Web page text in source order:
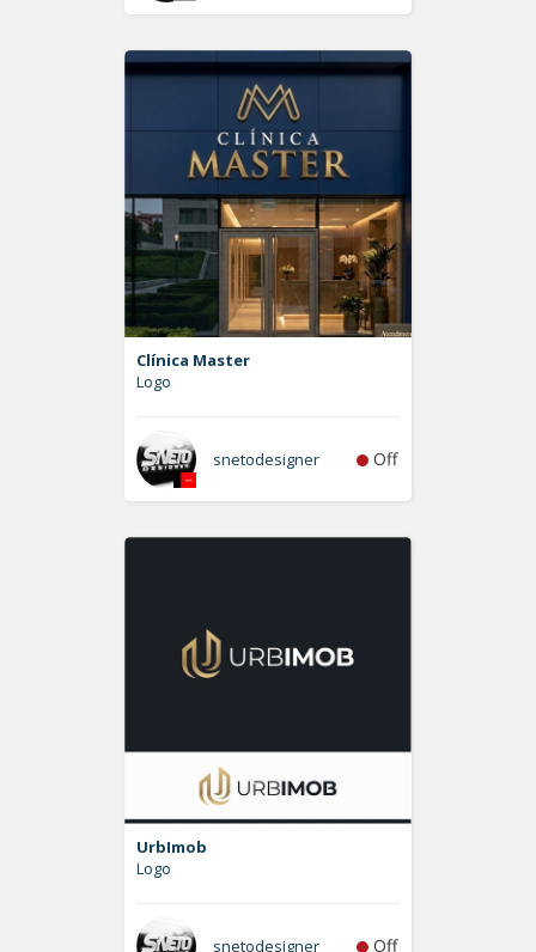
Clínica Master
Logo
snetodesigner Off
UrbImob
Logo
snetodesigner Off